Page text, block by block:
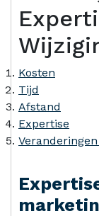
Kosten
Tijd
Afstand
Expertise